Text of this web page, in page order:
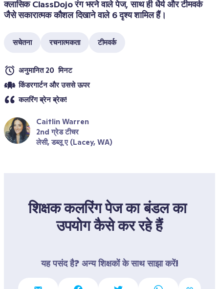
क्लासिक ClassDojo रंग भरने वाले पेज, साथ ही धैर्य और टीमवर्क
जैसे सकारात्मक कौशल दिखाने वाले 6 दृश्य शामिल हैं।
सचेतना रचनात्मकता टीमवर्क
अनुमानित 20  मिनट
किंडरगार्टन और उससे ऊपर
कलरिंग ब्रेन ब्रेक!
Caitlin Warren
2nd ग्रेड टीचर
लेसी, डब्लू ए (Lacey, WA)
शिक्षक कलरिंग पेज का बंडल का
उपयोग कैसे कर रहे हैं
यह पसंद है? अन्य शिक्षकों के साथ साझा करें!